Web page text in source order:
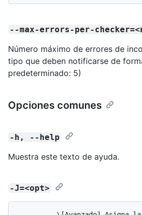
--max-errors-per-
Número máximo de errores de
tipo que deben notificarse de
predeterminado: 5)
Opciones comunes
-h, --help
Muestra este texto de ayuda.
-J=<opt>